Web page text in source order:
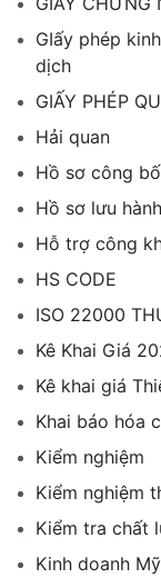
GIấy phép
dịch
GIẤY PHÉP
Hải quan
Hồ sơ công
Hồ sơ lưu hành
Hỗ trợ công
HS CODE
ISO 22000
Kê Khai Giá
Kê khai giá
Khai báo hóa
Kiểm nghiệm
Kiểm nghiệm
Kiểm tra chất
Kinh doanh